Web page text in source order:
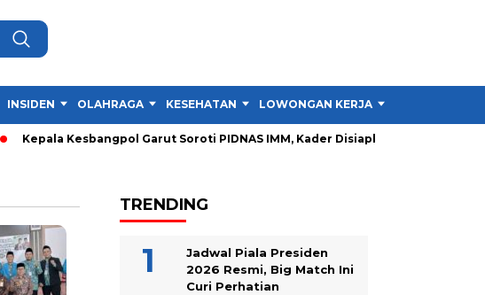
INSIDEN OLAHRAGA KESEHATAN LOWONGAN KERJA
Kepala Kesbangpol Garut Soroti PIDNAS IMM, Kader Disiapkan Jadi Instruktur
TRENDING
Jadwal Piala Presiden
2026 Resmi, Big Match Ini
Curi Perhatian